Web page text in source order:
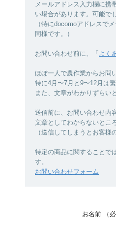
メールアドレス入力欄に携
い場合があります。可能で
（特にdocomoアドレスで
同様です。）
お問い合わせ前に、「 よく
ほぼ一人で農作業からお問
特に4月〜7月と9〜12月は
また、文章がわかりずらい
送信前に、お問い合わせ内
文章としてわからないとこ
（送信してしまうとお客様
特定の商品に関することで
す。
お問い合わせフォーム
お名前 （